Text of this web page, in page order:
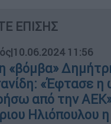
ΕΠΙΣΗΣ
|10.06.2024 11:56
«βόμβα»
«Έφτασε η
από την
Ηλιόπουλου